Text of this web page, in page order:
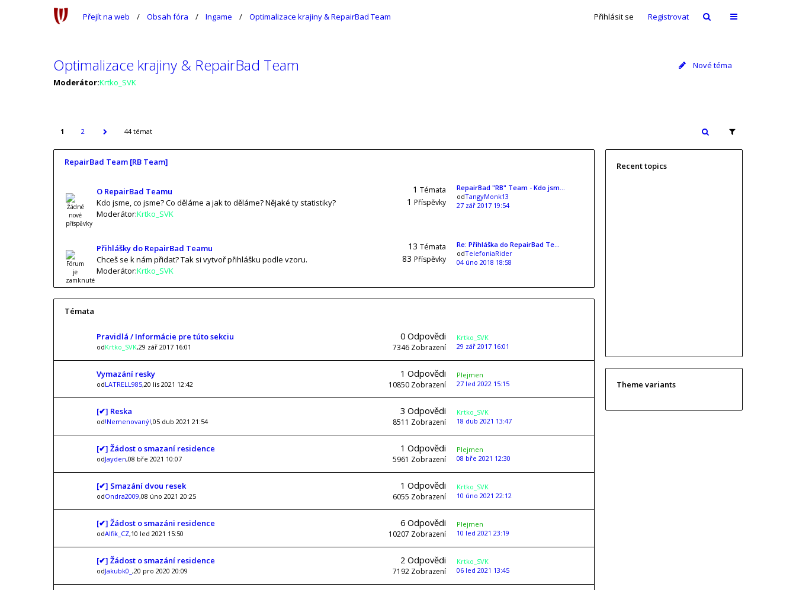
Přihlásit se Registrovat
Přejít na web Obsah fóra Ingame Optimalizace krajiny & RepairBad Team
Optimalizace krajiny & RepairBad Team
Moderátor:Krtko_SVK
Nové téma
1 2 44 témat
RepairBad Team [RB Team]
O RepairBad Teamu
Kdo jsme, co jsme? Co děláme a jak to děláme? Nějaké ty statistiky?
Moderátor:Krtko_SVK
1 Témata
1 Příspěvky
RepairBad "RB" Team - Kdo jsm…
odTangyMonk13
27 zář 2017 19:54
Přihlášky do RepairBad Teamu
Chceš se k nám přidat? Tak si vytvoř přihlášku podle vzoru.
Moderátor:Krtko_SVK
13 Témata
83 Příspěvky
Re: Přihláška do RepairBad Te…
odTelefoniaRider
04 úno 2018 18:58
Témata
Pravidlá / Informácie pre túto sekciu
odKrtko_SVK,29 zář 2017 16:01
0 Odpovědi
7346 Zobrazení
Krtko_SVK
29 zář 2017 16:01
Vymazání resky
odLATRELL985,20 lis 2021 12:42
1 Odpovědi
10850 Zobrazení
Plejmen
27 led 2022 15:15
[✔] Reska
od!Nemenovaný!,05 dub 2021 21:54
3 Odpovědi
8511 Zobrazení
Krtko_SVK
18 dub 2021 13:47
[✔] Žádost o smazaní residence
odJayden,08 bře 2021 10:07
1 Odpovědi
5961 Zobrazení
Plejmen
08 bře 2021 12:30
[✔] Smazání dvou resek
odOndra2009,08 úno 2021 20:25
1 Odpovědi
6055 Zobrazení
Krtko_SVK
10 úno 2021 22:12
[✔] Žádost o smazáni residence
odAlfik_CZ,10 led 2021 15:50
6 Odpovědi
10207 Zobrazení
Plejmen
10 led 2021 23:19
[✔] Žádost o smazání residence
odJakubk0_ ,20 pro 2020 20:09
2 Odpovědi
7192 Zobrazení
Krtko_SVK
06 led 2021 13:45
Recent topics
Theme variants